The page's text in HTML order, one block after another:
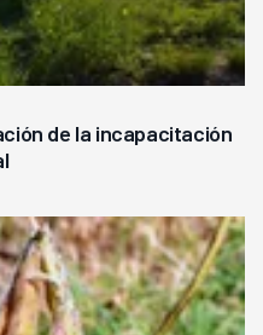
de la incapacitación